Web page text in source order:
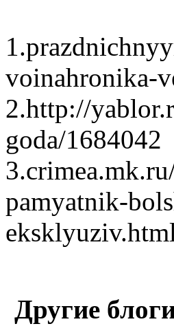
voinahronika-
2.http://
goda/1684042
pamyatnik-
Другие